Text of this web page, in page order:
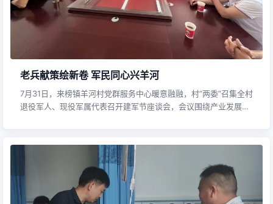
老兵献策绘新卷 军民同心兴羊河
7月31日，来榜镇羊河村党群服务中心暖意融融，村“两委”召集全村
退役军人、现役军属代表召开建军节座谈会，会议围绕产业发展、